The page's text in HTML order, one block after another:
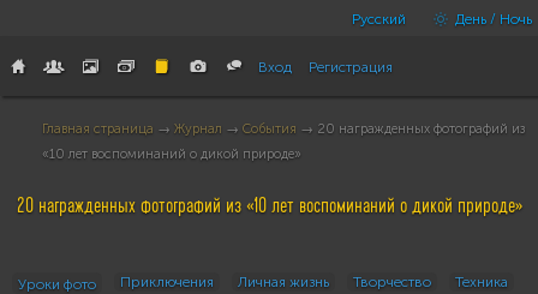
Русский День / Ночь
Вход Регистрация
Главная страница → Журнал → События → 20 награжденных фотографий из
«10 лет воспоминаний о дикой природе»
20 награжденных фотографий из «10 лет воспоминаний о дикой природе»
Уроки фото Приключения Личная жизнь Творчество
Техника